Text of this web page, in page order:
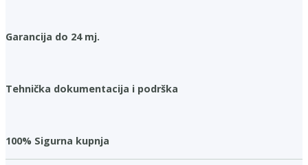
Garancija do 24 mj.
Tehnička dokumentacija i podrška
100% Sigurna kupnja